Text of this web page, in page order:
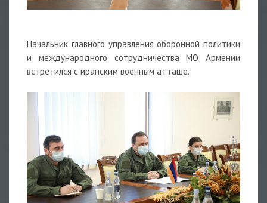
Начальник главного управления оборонной политики
и международного сотрудничества МО Армении
встретился с иранским военным атташе.